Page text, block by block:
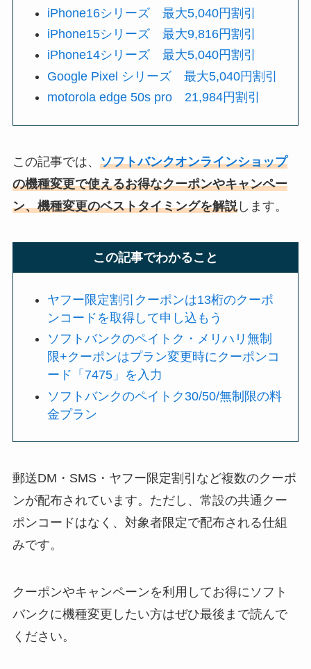
iPhone16シリーズ最大5,040円割引
iPhone15シリーズ 最大9,816円割引
iPhone14シリーズ 最大5,040円割引
Google Pixel シリーズ 最大5,040円割引
motorola edge 50s pro 21,984円割引
この記事では、 ソフトバンクオンラインショップ
の機種変更で使えるお得なクーポンやキャンペー
ン、機種変更のベストタイミングを解説します。
この記事でわかること
ヤフー限定割引クーポンは13桁のクーポ
ンコードを取得して申し込もう
ソフトバンクのペイトク・メリハリ無制
限+クーポンはプラン変更時にクーポンコ
ード「7475」を入力
ソフトバンクのペイトク30/50/無制限の料
金プラン
郵送DM・SMS・ヤフー限定割引など複数のクーポ
ンが配布されています。ただし、常設の共通クー
ポンコードはなく、対象者限定で配布される仕組
みです。
クーポンやキャンペーンを利用してお得にソフト
バンクに機種変更したい方はぜひ最後まで読んで
ください。